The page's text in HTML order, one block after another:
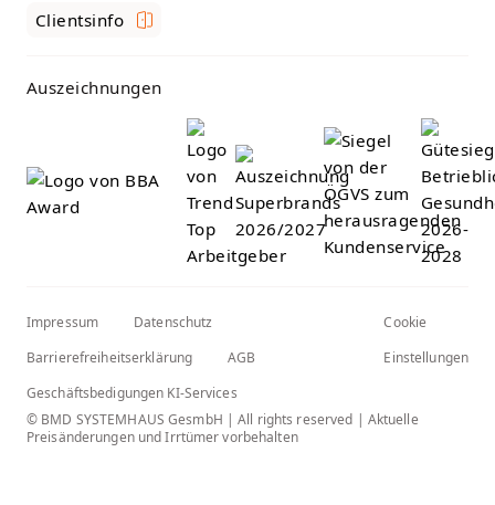
Clientsinfo
Auszeichnungen
Impressum
Datenschutz
Barrierefreiheitserklärung
AGB
Geschäftsbedigungen KI-Services
Cookie
Einstellungen
© BMD SYSTEMHAUS GesmbH | All rights reserved | Aktuelle
Preisänderungen und Irrtümer vorbehalten